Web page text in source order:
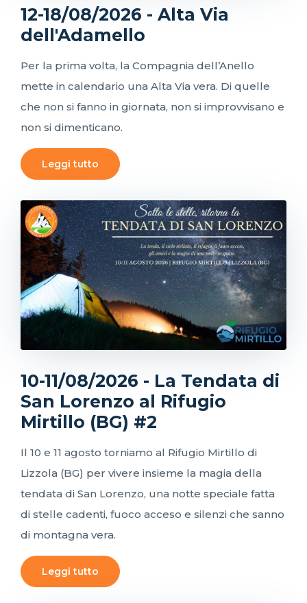
12-18/08/2026 - Alta Via
dell'Adamello
Per la prima volta, la Compagnia dell’Anello
mette in calendario una Alta Via vera. Di quelle
che non si fanno in giornata, non si improvvisano e
non si dimenticano.
Leggi tutto
10-11/08/2026 - La Tendata di
San Lorenzo al Rifugio
Mirtillo (BG) #2
Il 10 e 11 agosto torniamo al Rifugio Mirtillo di
Lizzola (BG) per vivere insieme la magia della
tendata di San Lorenzo, una notte speciale fatta
di stelle cadenti, fuoco acceso e silenzi che sanno
di montagna vera.
Leggi tutto